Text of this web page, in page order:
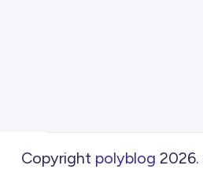
Copyright polyblog 2026.